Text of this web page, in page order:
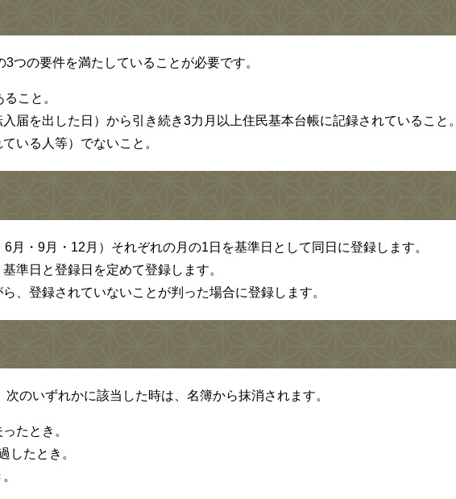
つの要件を満たしていることが必要です。
こと。
届を出した日）から引き続き3力月以上住民基本台帳に記録されていること。
いる人等）でないこと。
月・9月・12月）それぞれの月の1日を基準日として同日に登録します。
準日と登録日を定めて登録します。
、登録されていないことが判った場合に登録します。
のいずれかに該当した時は、名簿から抹消されます。
たとき。
したとき。